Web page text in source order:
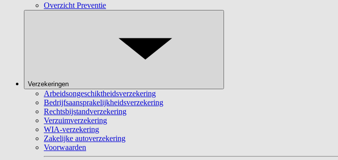
Overzicht Preventie
Verzekeringen
Arbeidsongeschiktheidsverzekering
Bedrijfsaansprakelijkheidsverzekering
Rechtsbijstandverzekering
Verzuimverzekering
WIA-verzekering
Zakelijke autoverzekering
Voorwaarden